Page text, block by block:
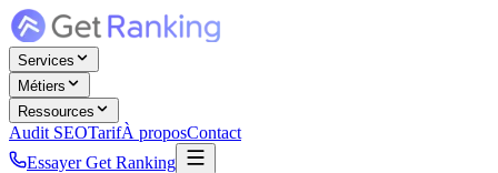
Services
Métiers
Ressources
Audit SEOTarifÀ proposContact
Essayer Get Ranking